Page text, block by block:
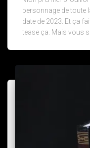
personnage de toute
date de 2023. Et ça
tease ça. Mais vous